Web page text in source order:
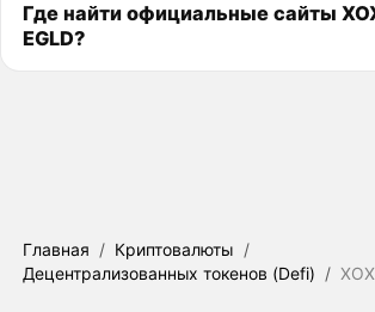
Где найти официальные сайты
EGLD?
Главная / Криптовалюты /
Децентрализованных токенов (Defi) /